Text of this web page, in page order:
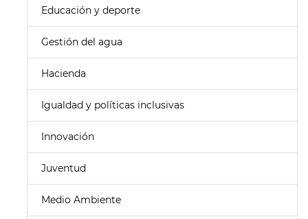
Educación y deporte
Gestión del agua
Hacienda
Igualdad y políticas inclusivas
Innovación
Juventud
Medio Ambiente